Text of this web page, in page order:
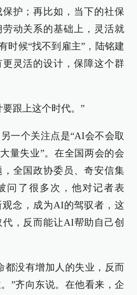
护；再比如，当下的社保
动关系的基础上，灵活就
时候“找不到雇主”，陆铭建
灵活的设计，保障这个群
跟上这个时代。”
一个关注点是“AI会不会取
量失业”。在全国两会的会
全国政协委员、奇安信集
问了很多次，他对记者表
念，成为AI的驾驭者，这
，反而能让AI帮助自己创
都没有增加人的失业，反而
”齐向东说。在他看来，企